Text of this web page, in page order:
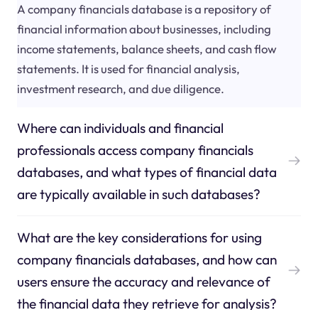
A company financials database is a repository of
financial information about businesses, including
income statements, balance sheets, and cash flow
statements. It is used for financial analysis,
investment research, and due diligence.
Where can individuals and financial
professionals access company financials
databases, and what types of financial data
are typically available in such databases?
What are the key considerations for using
company financials databases, and how can
users ensure the accuracy and relevance of
the financial data they retrieve for analysis?